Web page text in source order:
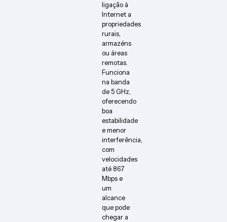
ligação à
Internet a
propriedades
rurais,
armazéns
ou áreas
remotas.
Funciona
na banda
de 5 GHz,
oferecendo
boa
estabilidade
e menor
interferência,
com
velocidades
até 867
Mbps e
um
alcance
que pode
chegar a